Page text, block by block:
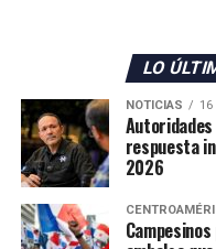
La situación mantiene
españolas, mientras
atender la emergencia
fronterizo.
LO
NOTICIAS
respuesta
2026